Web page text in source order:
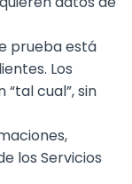
prueba está
Los
cual”, sin
los Servicios